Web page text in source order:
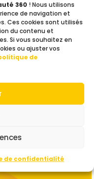
360 ! Nous utilisons
de navigation et
Ces cookies sont utilisés
du contenu et
Si vous souhaitez en
ou ajuster vos
de
de confidentialité